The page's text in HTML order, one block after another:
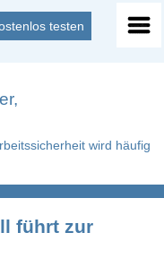
testen
wird häufig
führt zur